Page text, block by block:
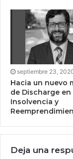
septiembre 23,
Hacia un nuevo
de Discharge en
Insolvencia y
Deja una